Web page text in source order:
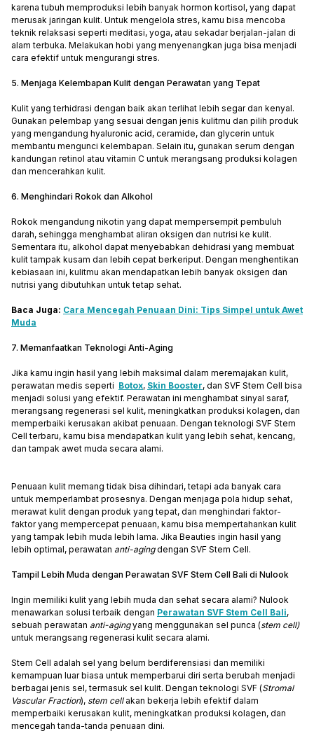
karena tubuh memproduksi lebih banyak hormon kortisol, yang dapat
merusak jaringan kulit. Untuk mengelola stres, kamu bisa mencoba
teknik relaksasi seperti meditasi, yoga, atau sekadar berjalan-jalan di
alam terbuka. Melakukan hobi yang menyenangkan juga bisa menjadi
cara efektif untuk mengurangi stres.
5. Menjaga Kelembapan Kulit dengan Perawatan yang Tepat
Kulit yang terhidrasi dengan baik akan terlihat lebih segar dan kenyal.
Gunakan pelembap yang sesuai dengan jenis kulitmu dan pilih produk
yang mengandung hyaluronic acid, ceramide, dan glycerin untuk
membantu mengunci kelembapan. Selain itu, gunakan serum dengan
kandungan retinol atau vitamin C untuk merangsang produksi kolagen
dan mencerahkan kulit.
6. Menghindari Rokok dan Alkohol
Rokok mengandung nikotin yang dapat mempersempit pembuluh
darah, sehingga menghambat aliran oksigen dan nutrisi ke kulit.
Sementara itu, alkohol dapat menyebabkan dehidrasi yang membuat
kulit tampak kusam dan lebih cepat berkeriput. Dengan menghentikan
kebiasaan ini, kulitmu akan mendapatkan lebih banyak oksigen dan
nutrisi yang dibutuhkan untuk tetap sehat.
Baca Juga: Cara Mencegah Penuaan Dini: Tips Simpel untuk Awet
Muda
7. Memanfaatkan Teknologi Anti-Aging
Jika kamu ingin hasil yang lebih maksimal dalam meremajakan kulit,
perawatan medis seperti Botox, Skin Booster, dan SVF Stem Cell bisa
menjadi solusi yang efektif. Perawatan ini menghambat sinyal saraf,
merangsang regenerasi sel kulit, meningkatkan produksi kolagen, dan
memperbaiki kerusakan akibat penuaan. Dengan teknologi SVF Stem
Cell terbaru, kamu bisa mendapatkan kulit yang lebih sehat, kencang,
dan tampak awet muda secara alami.
Penuaan kulit memang tidak bisa dihindari, tetapi ada banyak cara
untuk memperlambat prosesnya. Dengan menjaga pola hidup sehat,
merawat kulit dengan produk yang tepat, dan menghindari faktor-
faktor yang mempercepat penuaan, kamu bisa mempertahankan kulit
yang tampak lebih muda lebih lama. Jika Beauties ingin hasil yang
lebih optimal, perawatan anti-agingdengan SVF Stem Cell.
Tampil Lebih Muda dengan Perawatan SVF Stem Cell Bali di Nulook
Ingin memiliki kulit yang lebih muda dan sehat secara alami? Nulook
menawarkan solusi terbaik dengan Perawatan SVF Stem Cell Bali,
sebuah perawatan anti-agingyang menggunakan sel punca (stem cell)
untuk merangsang regenerasi kulit secara alami.
Stem Cell adalah sel yang belum berdiferensiasi dan memiliki
kemampuan luar biasa untuk memperbarui diri serta berubah menjadi
berbagai jenis sel, termasuk sel kulit. Dengan teknologi SVF (Stromal
Vascular Fraction), stem cell akan bekerja lebih efektif dalam
memperbaiki kerusakan kulit, meningkatkan produksi kolagen, dan
mencegah tanda-tanda penuaan dini.